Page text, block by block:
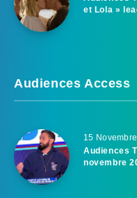
et Lola »
Audiences Access
15
Audiences
novembre